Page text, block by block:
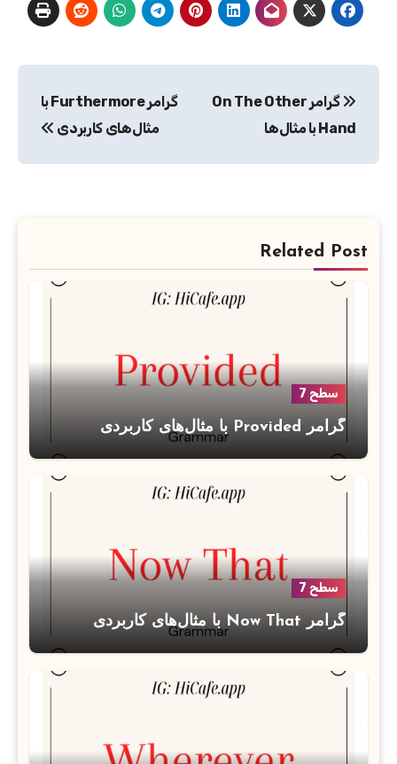
نوشته
گرامر On The Other
Hand با مثال‌ها
گرامر Furthermore با
مثال‌های کاربردی
Related Post
سطح 7
گرامر Provided با مثال‌های کاربردی
سطح 7
گرامر Now That با مثال‌های کاربردی